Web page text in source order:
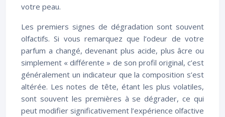
votre peau.
Les premiers signes de dégradation sont souvent
olfactifs. Si vous remarquez que l’odeur de votre
parfum a changé, devenant plus acide, plus âcre ou
simplement « différente » de son profil original, c’est
généralement un indicateur que la composition s’est
altérée. Les notes de tête, étant les plus volatiles,
sont souvent les premières à se dégrader, ce qui
peut modifier significativement l’expérience olfactive